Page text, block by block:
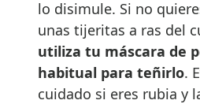
lo disimule. Si no
unas tijeritas a ras del
utiliza tu máscara de
habitual para teñirlo.
cuidado si eres rubia y